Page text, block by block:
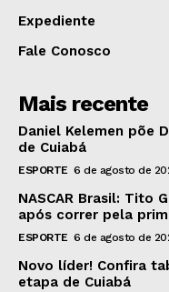
Expediente
Fale Conosco
Mais recente
Daniel Kelemen põe
de Cuiabá
ESPORTE 6 de agosto de
NASCAR Brasil: Tito
após correr pela
ESPORTE 6 de agosto de
Novo líder! Confira
etapa de Cuiabá